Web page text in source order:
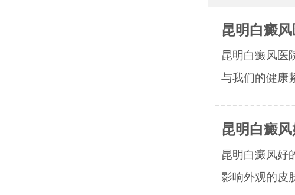
昆明白癜
昆明白癜风医
与我们的健康
昆明白癜
昆明白癜风好
影响外观的皮